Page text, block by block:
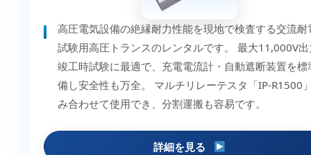
高圧電気設備の絶縁耐力性能を現地で検査する交流耐
試験用高圧トランスのレンタルです。 最大11,000V
竣工時試験に最適で、充電電流計・自動遮断装置を標
備し安全性も万全。 マルチリレーテスタ「IP-R1500
み合わせて使用でき、分割運搬も容易です。
詳細を見る